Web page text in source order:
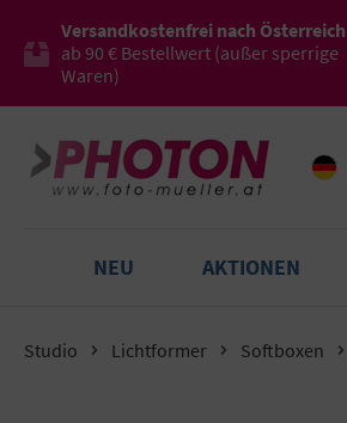
Versandkostenfrei nach Österreich
ab 90 € Bestellwert (außer sperrige
Waren)
NEU AKTIONEN
Studio Lichtformer Softboxen